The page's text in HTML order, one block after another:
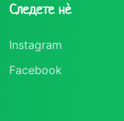
Следете нè
Instagram
Facebook